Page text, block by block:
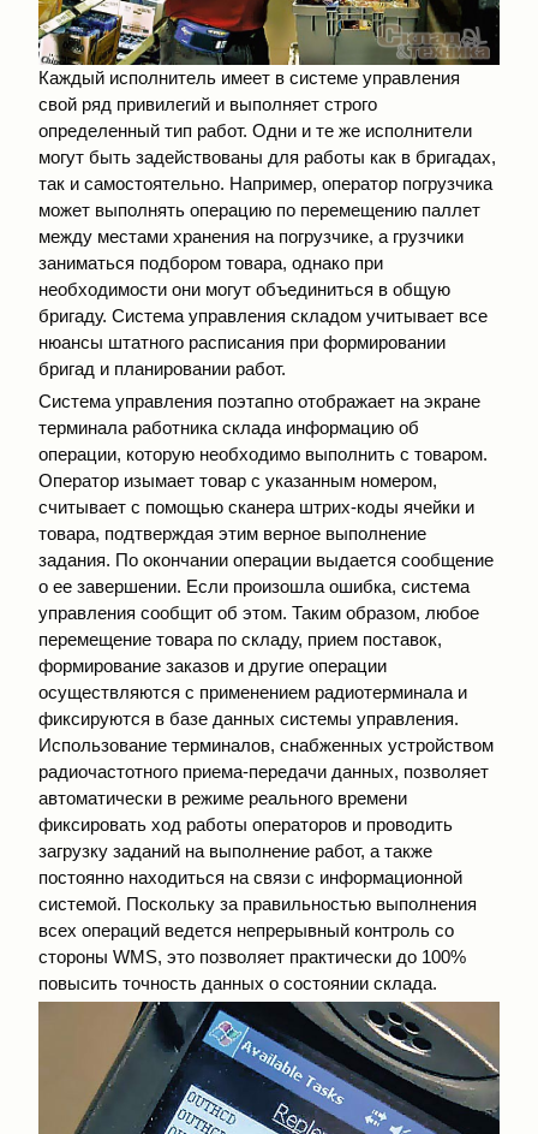
Каждый исполнитель имеет в системе управления
свой ряд привилегий и выполняет строго
определенный тип работ. Одни и те же исполнители
могут быть задействованы для работы как в бригадах,
так и самостоятельно. Например, оператор погрузчика
может выполнять операцию по перемещению паллет
между местами хранения на погрузчике, а грузчики
заниматься подбором товара, однако при
необходимости они могут объединиться в общую
бригаду. Система управления складом учитывает все
нюансы штатного расписания при формировании
бригад и планировании работ.
Система управления поэтапно отображает на экране
терминала работника склада информацию об
операции, которую необходимо выполнить с товаром.
Оператор изымает товар с указанным номером,
считывает с помощью сканера штрих-коды ячейки и
товара, подтверждая этим верное выполнение
задания. По окончании операции выдается сообщение
о ее завершении. Если произошла ошибка, система
управления сообщит об этом. Таким образом, любое
перемещение товара по складу, прием поставок,
формирование заказов и другие операции
осуществляются с применением радиотерминала и
фиксируются в базе данных системы управления.
Использование терминалов, снабженных устройством
радиочастотного приема-передачи данных, позволяет
автоматически в режиме реального времени
фиксировать ход работы операторов и проводить
загрузку заданий на выполнение работ, а также
постоянно находиться на связи с информационной
системой. Поскольку за правильностью выполнения
всех операций ведется непрерывный контроль со
стороны WMS, это позволяет практически до 100%
повысить точность данных о состоянии склада.